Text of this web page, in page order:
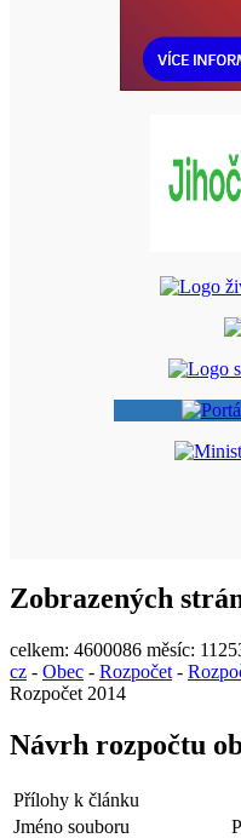
Zobrazených
celkem: 4600086 měsíc:
cz - Obec - Rozpočet -
Rozpočet 2014
Návrh rozpočtu
Přílohy k článku
Jméno souboru